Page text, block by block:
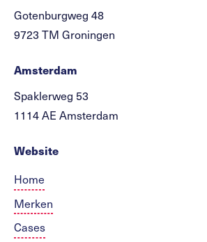
Gotenburgweg 48
9723 TM Groningen
Amsterdam
Spaklerweg 53
1114 AE Amsterdam
Website
Home
Merken
Cases